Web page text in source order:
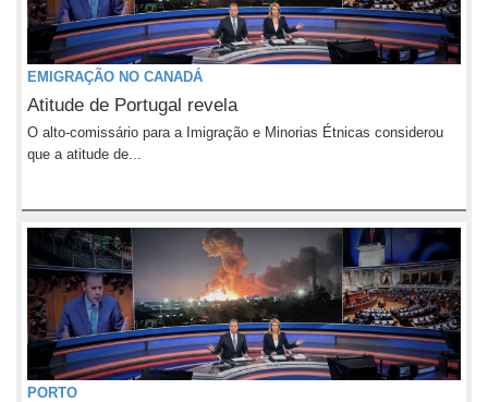
EMIGRAÇÃO NO CANADÁ
Atitude de Portugal revela
O alto-comissário para a Imigração e Minorias Étnicas considerou
que a atitude de...
PORTO